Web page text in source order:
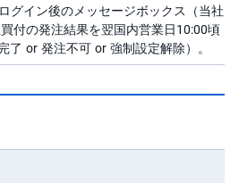
グイン後のメッセージボックス（当社
付の発注結果を翌国内営業日10:00頃
了 or 発注不可 or 強制設定解除）。